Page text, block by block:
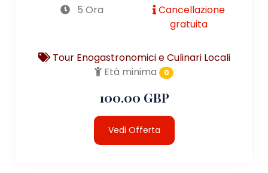
5 Ora
Cancellazione
gratuita
Tour Enogastronomici e Culinari Locali
Età minima
0
100.00 GBP
Vedi Offerta